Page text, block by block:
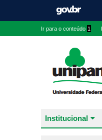
Ir para o conteúdo 1
Institucional